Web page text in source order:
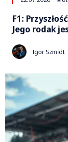
F1:
Jego rodak
Igor Szmidt